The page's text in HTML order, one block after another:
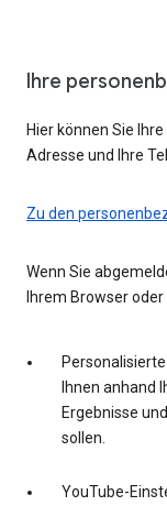
Ihre
Hier können Sie
Adresse und Ihre
Zu den
Wenn Sie
Ihrem Browser
Ihnen anhand
Ergebnisse
sollen.
YouTube-